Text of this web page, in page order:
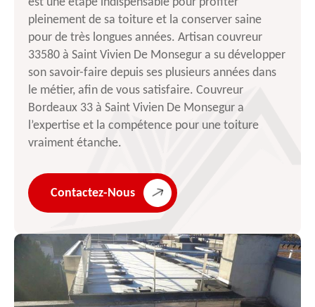
pleinement de sa toiture et la conserver saine
pour de très longues années. Artisan couvreur
33580 à Saint Vivien De Monsegur a su développer
son savoir-faire depuis ses plusieurs années dans
le métier, afin de vous satisfaire. Couvreur
Bordeaux 33 à Saint Vivien De Monsegur a
l’expertise et la compétence pour une toiture
vraiment étanche.
Contactez-Nous